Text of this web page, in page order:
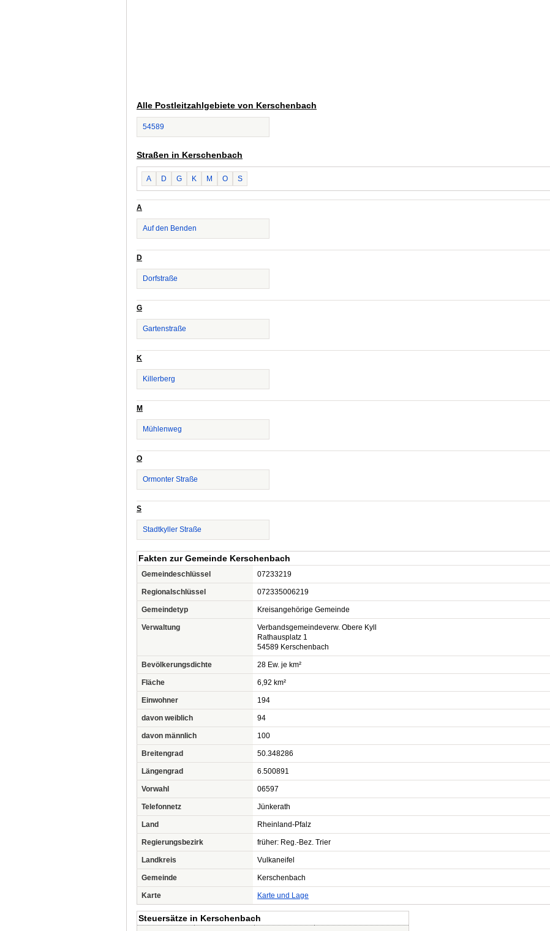
Alle Postleitzahlgebiete von Kerschenbach
54589
Straßen in Kerschenbach
A D G K M O S
A
Auf den Benden
D
Dorfstraße
G
Gartenstraße
K
Killerberg
M
Mühlenweg
O
Ormonter Straße
S
Stadtkyller Straße
Fakten zur Gemeinde Kerschenbach
Gemeindeschlüssel 07233219
Regionalschlüssel 072335006219
Gemeindetyp Kreisangehörige Gemeinde
Verwaltung
Verbandsgemeindeverw. Obere Kyll
Rathausplatz 1
54589 Kerschenbach
Bevölkerungsdichte 28 Ew. je km²
Fläche 6,92 km²
Einwohner 194
davon weiblich 94
davon männlich 100
Breitengrad 50.348286
Längengrad 6.500891
Vorwahl 06597
Telefonnetz Jünkerath
Land Rheinland-Pfalz
Regierungsbezirk früher: Reg.-Bez. Trier
Landkreis Vulkaneifel
Gemeinde Kerschenbach
Karte Karte und Lage
Steuersätze in Kerschenbach